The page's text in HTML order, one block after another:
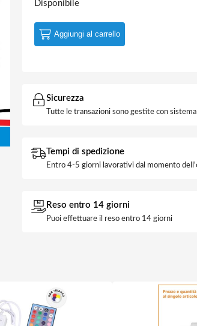
Disponibile
Aggiungi al carrello
Sicurezza
Tutte le transazioni sono gestite con
Tempi di spedizione
Entro 4-5 giorni lavorativi dal momento
Reso entro 14 giorni
Puoi effettuare il reso entro 14 giorni